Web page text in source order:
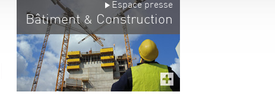
Espace presse
Bâtiment& Construction